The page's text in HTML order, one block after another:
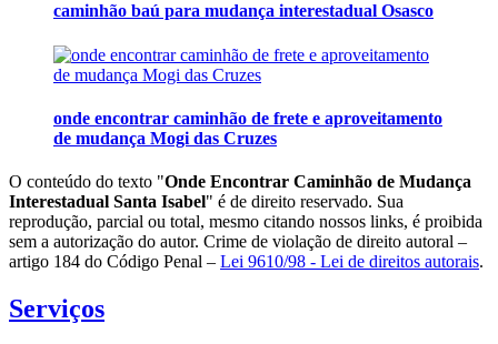
caminhão baú para mudança interestadual Osasco
onde encontrar caminhão de frete e aproveitamento
de mudança Mogi das Cruzes
O conteúdo do texto "Onde Encontrar Caminhão de Mudança
Interestadual Santa Isabel" é de direito reservado. Sua
reprodução, parcial ou total, mesmo citando nossos links, é proibida
sem a autorização do autor. Crime de violação de direito autoral –
artigo 184 do Código Penal – Lei 9610/98 - Lei de direitos autorais.
Serviços